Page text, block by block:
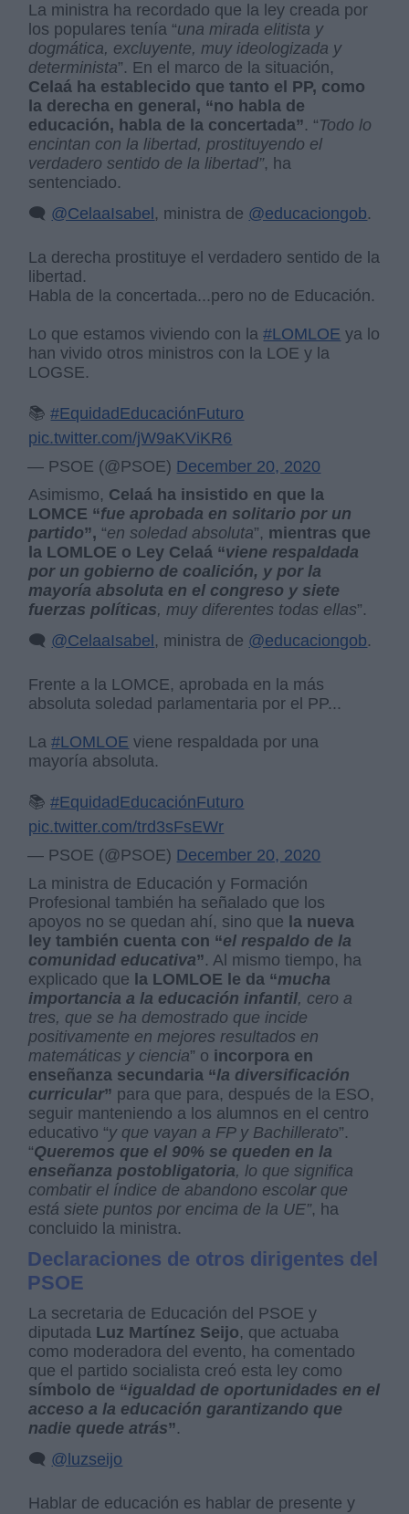
La ministra ha recordado que la ley creada por
los populares tenía “una mirada elitista y
dogmática, excluyente, muy ideologizada y
determinista”. En el marco de la situación,
Celaá ha establecido que tanto el PP, como
la derecha en general, “no habla de
educación, habla de la concertada”. “Todo lo
encintan con la libertad, prostituyendo el
verdadero sentido de la libertad”, ha
sentenciado.
🗨️ @CelaaIsabel , ministra de @educaciongob.
La derecha prostituye el verdadero sentido de la
libertad.
Habla de la concertada...pero no de Educación.
Lo que estamos viviendo con la#LOMLOE ya lo
han vivido otros ministros con la LOE y la
LOGSE.
📚#EquidadEducaciónFuturo
pic.twitter.com/jW9aKViKR6
— PSOE (@PSOE) December 20, 2020
Asimismo, Celaá ha insistido en que la
LOMCE “fue aprobada en solitario por un
partido”, “en soledad absoluta”, mientras que
la LOMLOE o Ley Celaá “viene respaldada
por un gobierno de coalición, y por la
mayoría absoluta en el congreso y siete
fuerzas políticas, muy diferentes todas ellas”.
🗨️ @CelaaIsabel , ministra de @educaciongob.
Frente a la LOMCE, aprobada en la más
absoluta soledad parlamentaria por el PP...
La#LOMLOE viene respaldada por una
mayoría absoluta.
📚#EquidadEducaciónFuturo
pic.twitter.com/trd3sFsEWr
— PSOE (@PSOE) December 20, 2020
La ministra de Educación y Formación
Profesional también ha señalado que los
apoyos no se quedan ahí, sino que la nueva
ley también cuenta con “el respaldo de la
comunidad educativa”. Al mismo tiempo, ha
explicado que la LOMLOE le da “mucha
importancia a la educación infantil, cero a
tres, que se ha demostrado que incide
positivamente en mejores resultados en
matemáticas y ciencia” o incorpora en
enseñanza secundaria “la diversificación
curricular” para que para, después de la ESO,
seguir manteniendo a los alumnos en el centro
educativo “y que vayan a FP y Bachillerato”.
“Queremos que el 90% se queden en la
enseñanza postobligatoria, lo que significa
combatir el índice de abandono escolarque
está siete puntos por encima de la UE”, ha
concluido la ministra.
Declaraciones de otros dirigentes del
PSOE
La secretaria de Educación del PSOE y
diputada Luz Martínez Seijo, que actuaba
como moderadora del evento, ha comentado
que el partido socialista creó esta ley como
símbolo de “igualdad de oportunidades en el
acceso a la educación garantizando que
nadie quede atrás”.
🗨️ @luzseijo
Hablar de educación es hablar de presente y